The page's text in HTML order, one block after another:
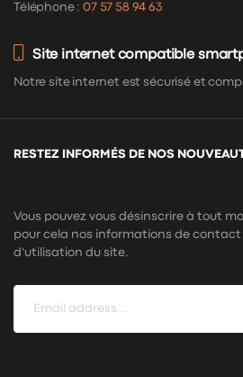
Téléphone :07 57 58 94 63
Site internet compatible
Notre site internet est sécurisé et
RESTEZ INFORMÉS DE NOS
Vous pouvez vous désinscrire à tout
pour cela nos informations de
d'utilisation du site.